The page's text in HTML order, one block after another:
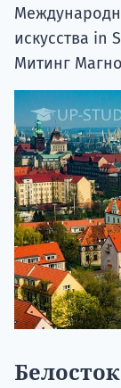
искусства in
Митинг